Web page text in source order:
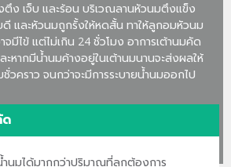
ง เจ็บ และร้อน บริเวณลานหัวนมตึงแข็ง
และหัวนมถูกรั้งให้หดสั้น ทาให้ลูกอมหัวนม
มีไข้ แต่ไม่เกิน 24 ชั่วโมง อาการเต้านมคัด
ะหากมีน้ำนมค้างอยู่ในเต้านมนานจะส่งผลให้
วคราว จนกว่าจะมีการระบายน้ำนมออกไป
ด
ำนมได้มากกว่าปริมาณที่ลูกต้องการ